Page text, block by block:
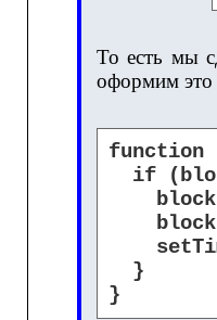
То есть мы
оформим это
if
}
}